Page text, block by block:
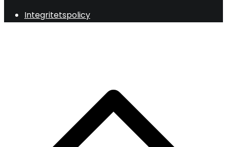
Integritetspolicy